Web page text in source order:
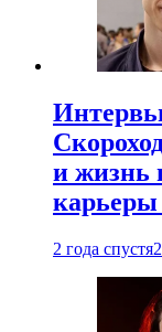
и жизнь
карьеры
2 года спустя